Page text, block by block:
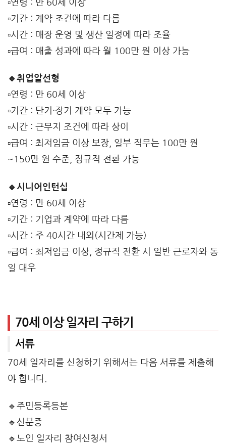
▫️연령 : 만 60세 이상
▫️기간 : 계약 조건에 따라 다름
▫️시간 : 매장 운영 및 생산 일정에 따라 조율
▫️급여 : 매출 성과에 따라 월 100만 원 이상 가능
🔹취업알선형
▫️연령 : 만 60세 이상
▫️기간 : 단기·장기 계약 모두 가능
▫️시간 : 근무지 조건에 따라 상이
▫️급여 : 최저임금 이상 보장, 일부 직무는 100만 원
~150만 원 수준, 정규직 전환 가능
🔹시니어인턴십
▫️연령 : 만 60세 이상
▫️기간 : 기업과 계약에 따라 다름
▫️시간 : 주 40시간 내외(시간제 가능)
▫️급여 : 최저임금 이상, 정규직 전환 시 일반 근로자와 동
일 대우
70세 이상 일자리 구하기
서류
70세 일자리를 신청하기 위해서는 다음 서류를 제출해
야 합니다.
🔹주민등록등본
🔹신분증
🔹노인 일자리 참여신청서